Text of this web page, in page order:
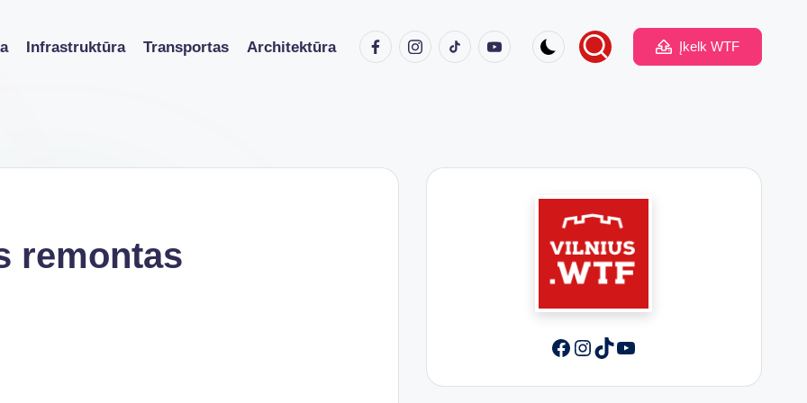
Infrastruktūra Transportas Architektūra FacebookInstagram
TikTokYoutube Įkelk WTF
remontas
Facebook
Instagram
TikTokYouTube